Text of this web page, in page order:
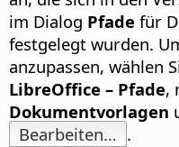
im Dialog Pfade für
festgelegt wurden.
anzupassen, wählen
LibreOffice – Pfade,
Dokumentvorlagen
Bearbeiten… .